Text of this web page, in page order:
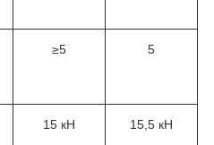
≥5 5
15 кН 15,5 кН